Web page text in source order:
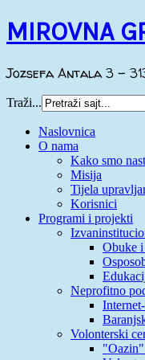
MIROVNA
Jozsefa Antala 3 -
Traži...
Naslovnica
O nama
Kako smo
Misija
Tijela
Korisnici
Programi i projekti
Obuke
Neprofitno
Volonterski